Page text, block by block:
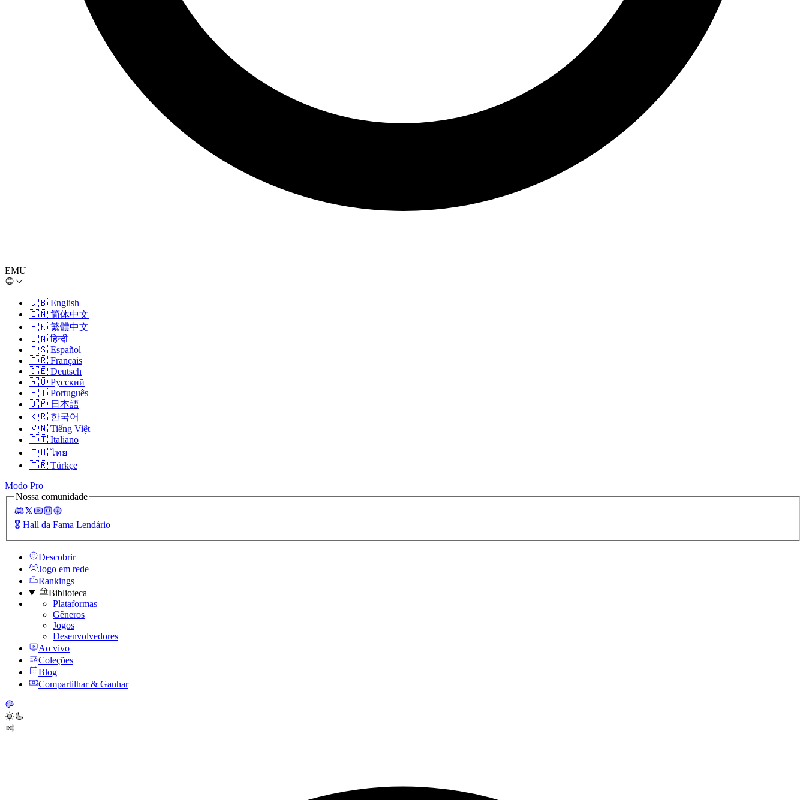
EMU
🇬🇧 English
🇨🇳 简体中文
🇭🇰 繁體中文
🇮🇳 हिन्दी
🇪🇸 Español
🇫🇷 Français
🇩🇪 Deutsch
🇷🇺 Русский
🇵🇹 Português
🇯🇵 日本語
🇰🇷 한국어
🇻🇳 Tiếng Việt
🇮🇹 Italiano
🇹🇭 ไทย
🇹🇷 Türkçe
Modo Pro
Nossa comunidade
🎖️ Hall da Fama Lendário
Descobrir
Jogo em rede
Rankings
Biblioteca
Plataformas
Gêneros
Jogos
Desenvolvedores
Ao vivo
Coleções
Blog
Compartilhar & Ganhar